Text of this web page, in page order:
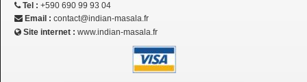
Tel : +590 690 99 93 04
Email : contact@indian-masala.fr
Site internet : www.indian-masala.fr